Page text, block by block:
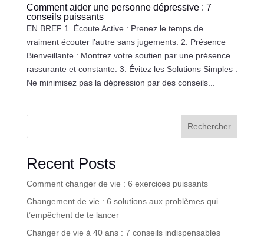
Comment aider une personne dépressive : 7
conseils puissants
EN BREF 1. Écoute Active : Prenez le temps de
vraiment écouter l’autre sans jugements. 2. Présence
Bienveillante : Montrez votre soutien par une présence
rassurante et constante. 3. Évitez les Solutions Simples :
Ne minimisez pas la dépression par des conseils...
Rechercher
Recent Posts
Comment changer de vie : 6 exercices puissants
Changement de vie : 6 solutions aux problèmes qui
t’empêchent de te lancer
Changer de vie à 40 ans : 7 conseils indispensables